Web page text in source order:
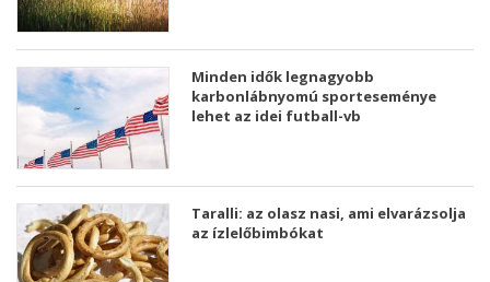
Minden idők legnagyobb
karbonlábnyomú sporteseménye
lehet az idei futball-vb
Taralli: az olasz nasi, ami elvarázsolja
az ízlelőbimbókat